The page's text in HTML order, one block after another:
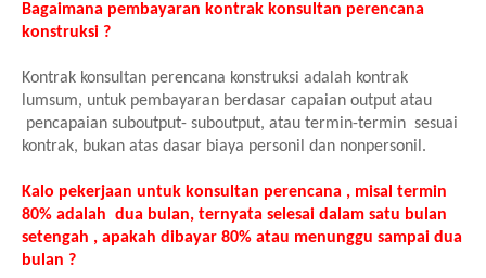
Bagaimana pembayaran kontrak konsultan perencana
konstruksi ?
Kontrak konsultan perencana konstruksi adalah kontrak
lumsum, untuk pembayaran berdasar capaian output atau
pencapaian suboutput- suboutput, atau termin-termin sesuai
kontrak, bukan atas dasar biaya personil dan nonpersonil.
Kalo pekerjaan untuk konsultan perencana , misal termin
80% adalah dua bulan, ternyata selesai dalam satu bulan
setengah , apakah dibayar 80% atau menunggu sampai dua
bulan ?